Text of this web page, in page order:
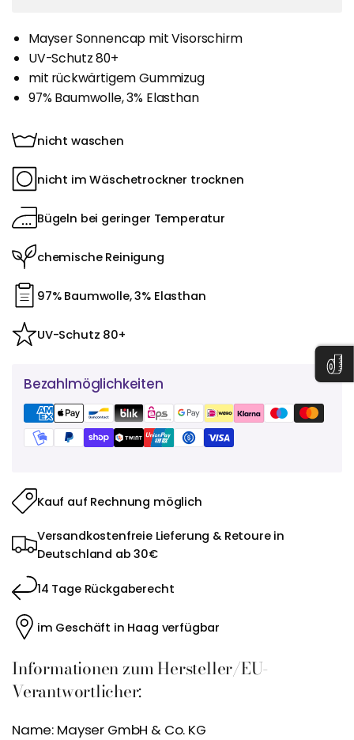
Mayser Sonnencap mit Visorschirm
UV-Schutz 80+
mit rückwärtigem Gummizug
97% Baumwolle, 3% Elasthan
nicht waschen
nicht im Wäschetrockner trocknen
Bügeln bei geringer Temperatur
chemische Reinigung
97% Baumwolle, 3% Elasthan
UV-Schutz 80+
Bezahlmöglichkeiten
Kauf auf Rechnung möglich
Versandkostenfreie Lieferung & Retoure in
Deutschland ab 30€
14 Tage Rückgaberecht
im Geschäft in Haag verfügbar
Informationen zum Hersteller/EU-
Verantwortlicher:
Name: Mayser GmbH & Co. KG